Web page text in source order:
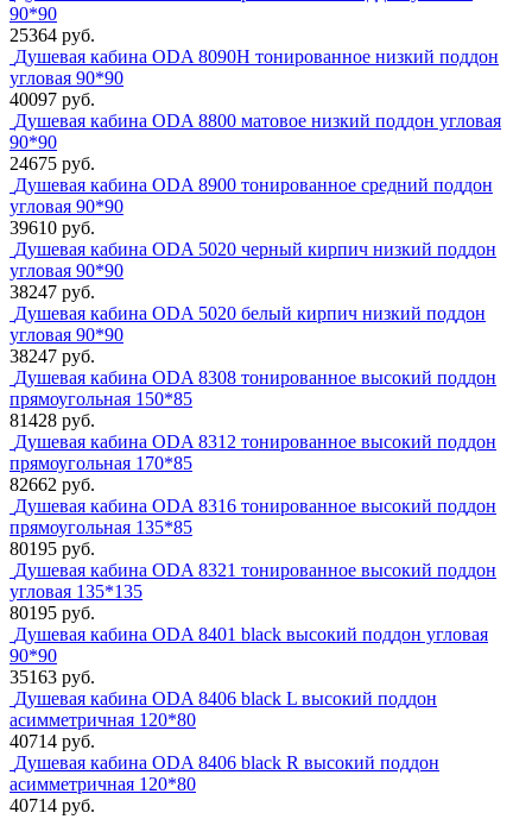
90*90
25364 руб.
Душевая кабина ODA 8090H тонированное низкий поддон
угловая 90*90
40097 руб.
Душевая кабина ODA 8800 матовое низкий поддон угловая
90*90
24675 руб.
Душевая кабина ODA 8900 тонированное средний поддон
угловая 90*90
39610 руб.
Душевая кабина ODA 5020 черный кирпич низкий поддон
угловая 90*90
38247 руб.
Душевая кабина ODA 5020 белый кирпич низкий поддон
угловая 90*90
38247 руб.
Душевая кабина ODA 8308 тонированное высокий поддон
прямоугольная 150*85
81428 руб.
Душевая кабина ODA 8312 тонированное высокий поддон
прямоугольная 170*85
82662 руб.
Душевая кабина ODA 8316 тонированное высокий поддон
прямоугольная 135*85
80195 руб.
Душевая кабина ODA 8321 тонированное высокий поддон
угловая 135*135
80195 руб.
Душевая кабина ODA 8401 black высокий поддон угловая
90*90
35163 руб.
Душевая кабина ODA 8406 black L высокий поддон
асимметричная 120*80
40714 руб.
Душевая кабина ODA 8406 black R высокий поддон
асимметричная 120*80
40714 руб.